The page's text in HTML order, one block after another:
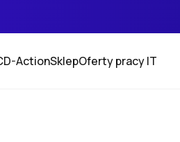
ActionSklepOferty pracy IT